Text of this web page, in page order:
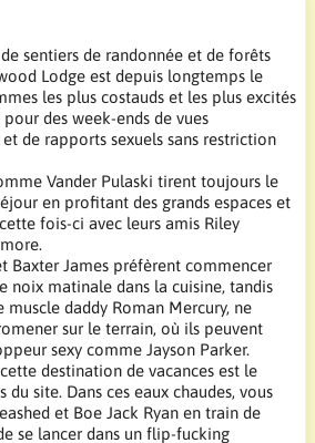
sentiers de randonnée et de forêts
Lodge est depuis longtemps le
les plus costauds et les plus excités
des week-ends de vues
de rapports sexuels sans restriction
Vander Pulaski tirent toujours le
en profitant des grands espaces et
fois-ci avec leurs amis Riley
Baxter James préfèrent commencer
noix matinale dans la cuisine, tandis
daddy Roman Mercury, ne
sur le terrain, où ils peuvent
sexy comme Jayson Parker.
destination de vacances est le
site. Dans ces eaux chaudes, vous
et Boe Jack Ryan en train de
se lancer dans un flip-fucking